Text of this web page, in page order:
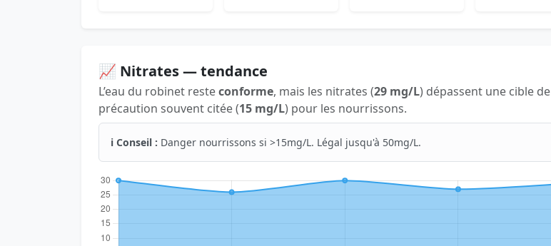
📈 Nitrates — tendance
L’eau du robinet resteconforme, mais les nitrates (29 mg/L) dépassent une cible de
précaution souvent citée (15 mg/L) pour les nourrissons.
ℹ️ Conseil : Danger nourrissons si >15mg/L. Légal jusqu'à 50mg/L.